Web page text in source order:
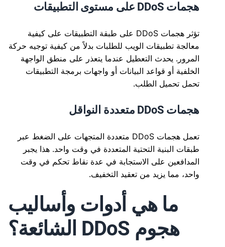
هجمات DDoS على مستوى التطبيقات
تؤثر هجمات DDoS على طبقة التطبيقات على كيفية
معالجة تطبيقات الويب للطلبات بدلاً من كيفية توجيه حركة
المرور. يحدث التعطيل عندما يتعذر على منطق الواجهة
الخلفية أو قواعد البيانات أو واجهات برمجة التطبيقات
تحمل تحميل الطلب.
هجمات DDoS متعددة النواقل
تعمل هجمات DDoS متعددة المتجهات على الضغط عبر
طبقات البنية التحتية المتعددة في وقت واحد. هذا يجبر
المدافعين على الاستجابة في عدة نقاط تحكم في وقت
واحد، مما يزيد من تعقيد التخفيف.
ما هي أدوات وأساليب
هجوم DDoS الشائعة؟